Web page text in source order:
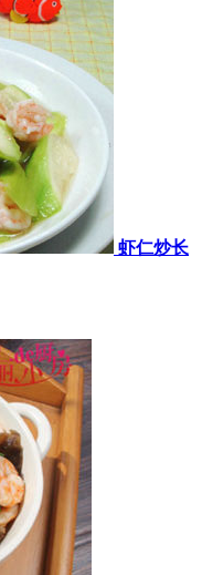
虾仁炒长